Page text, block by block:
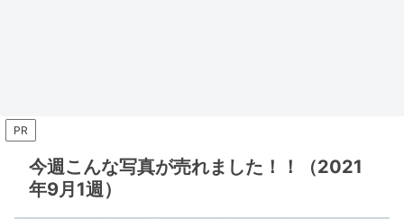
PR
今週こんな写真が売れました！！（2021
年9月1週）